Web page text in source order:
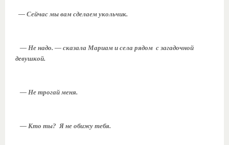
— Сейчас мы вам сделаем укольчик.
— Не надо. — сказала Мариам и села рядом с загадочной
девушкой.
— Не трогай меня.
— Кто ты? Я не обижу тебя.